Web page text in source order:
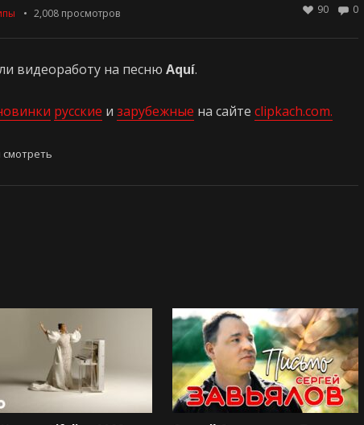
2,008 просмотров 0
90
видеоработу на песню Aquí.
русские и зарубежные на сайте clipkach.com.